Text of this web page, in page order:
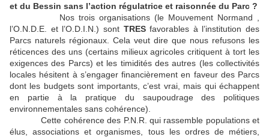
et du Bessin sans l’action régulatrice et raisonnée du Parc ?
Nos trois organisations (le Mouvement Normand ,
l’O.N.D.E. et l’O.D.I.N.) sont TRESfavorables à l’institution des
Parcs naturels régionaux. Cela veut dire que nous refusons les
réticences des uns (certains milieux agricoles critiquent à tort les
exigences des Parcs) et les timidités des autres (les collectivités
locales hésitent à s’engager financièrement en faveur des Parcs
dont les budgets sont importants, c’est vrai, mais qui échappent
en partie à la pratique du saupoudrage des politiques
environnementales sans cohérence).
Cette cohérence des P.N.R. qui rassemble populations et
élus, associations et organismes, tous les ordres de métiers,